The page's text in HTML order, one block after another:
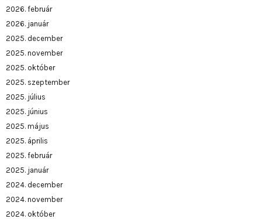
2026. február
2026. január
2025. december
2025. november
2025. október
2025. szeptember
2025. július
2025. június
2025. május
2025. április
2025. február
2025. január
2024. december
2024. november
2024. október